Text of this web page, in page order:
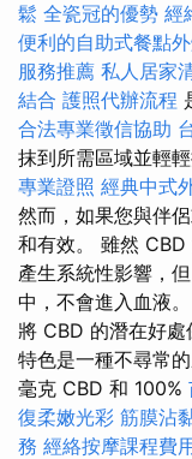
鬆 全瓷冠的優勢 經
便利的自助式餐點
服務推薦 私人居家
結合 護照代辦流程
合法專業徵信協助
抹到所需區域並輕
專業證照 經典中式
然而，如果您與伴
和有效。 雖然
產生系統性影響，
中，不會進入血液
將 CBD 的潛在好
特色是一種不尋常
毫克 CBD 和 100%
復柔嫩光彩 筋膜沾
務 經絡按摩課程費